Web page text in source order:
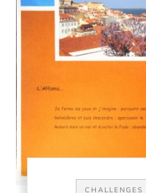
CHALLENGES